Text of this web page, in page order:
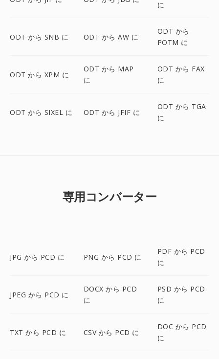
に
ODT から SNB に ODT から AW に
ODT から
POTM に
ODT から XPM に
ODT から MAP
に
ODT から FAX
に
ODT から SIXEL に ODT から JFIF に
ODT から TGA
に
専用コンバーター
JPG から PCD に PNG から PCD に
PDF から PCD
に
JPEG から PCD に
DOCX から PCD
に
PSD から PCD
に
TXT から PCD に CSV から PCD に
DOC から PCD
に